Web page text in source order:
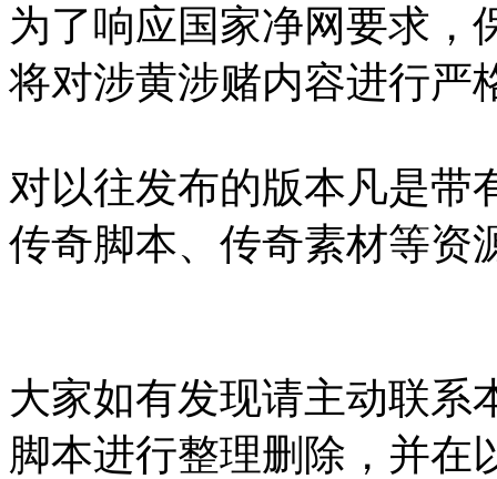
为了响应国家净网要求，
将对涉黄涉赌内容进行严
对以往发布的版本凡是带
传奇脚本、传奇素材等资
大家如有发现请主动联系
脚本进行整理删除，并在